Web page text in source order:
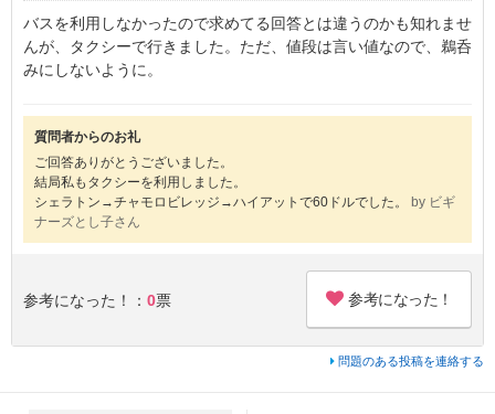
バスを利用しなかったので求めてる回答とは違うのかも知れませ
んが、タクシーで行きました。ただ、値段は言い値なので、鵜呑
みにしないように。
質問者からのお礼
ご回答ありがとうございました。
結局私もタクシーを利用しました。
シェラトン→チャモロビレッジ→ハイアットで60ドルでした。 by ビギ
ナーズとし子さん
参考になった！： 0票 参考になった！
問題のある投稿を連絡する